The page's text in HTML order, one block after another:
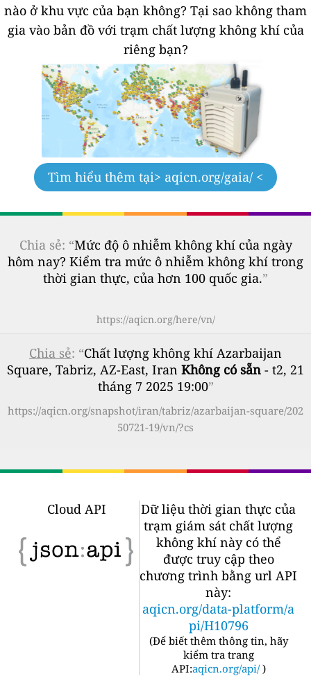
nào ở khu vực của bạn không? Tại sao không tham
gia vào bản đồ với trạm chất lượng không khí của
riêng bạn?
Tìm hiểu thêm tại> aqicn.org/gaia/ <
Chia sẻ: “Mức độ ô nhiễm không khí của ngày
hôm nay? Kiểm tra mức ô nhiễm không khí trong
thời gian thực, của hơn 100 quốc gia.”
https://aqicn.org/here/vn/
Chia sẻ: “Chất lượng không khí Azarbaijan
Square, Tabriz, AZ-East, Iran Không có sẵn - t2, 21
tháng 7 2025 19:00”
https://aqicn.org/snapshot/iran/tabriz/azarbaijan-square/202
50721-19/vn/?cs
Cloud API
Dữ liệu thời gian thực của
trạm giám sát chất lượng
không khí này có thể
được truy cập theo
chương trình bằng url API
này:
aqicn.org/data-platform/a
pi/H10796
(Để biết thêm thông tin, hãy
kiểm tra trang
API:aqicn.org/api/ )